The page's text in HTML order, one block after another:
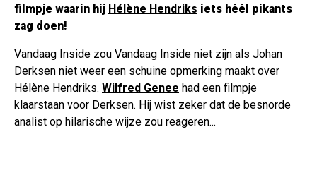
filmpje waarin hij Hélène Hendriks iets héél pikants
zag doen!
Vandaag Inside zou Vandaag Inside niet zijn als Johan
Derksen niet weer een schuine opmerking maakt over
Hélène Hendriks. Wilfred Genee had een filmpje
klaarstaan voor Derksen. Hij wist zeker dat de besnorde
analist op hilarische wijze zou reageren...